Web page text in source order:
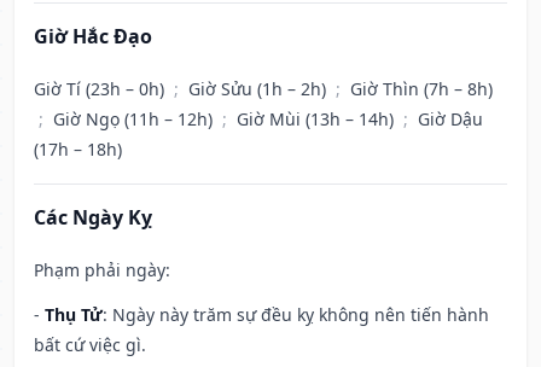
Giờ Hắc Đạo
Giờ Tí (23h – 0h) ; Giờ Sửu (1h – 2h) ; Giờ Thìn (7h – 8h)
; Giờ Ngọ (11h – 12h) ; Giờ Mùi (13h – 14h) ; Giờ Dậu
(17h – 18h)
Các Ngày Kỵ
Phạm phải ngày:
- Thụ Tử: Ngày này trăm sự đều kỵ không nên tiến hành
bất cứ việc gì.